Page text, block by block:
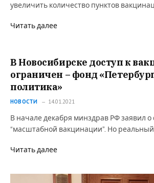
увеличить количество пунктов
Читать далее
В Новосибирске доступ к
ограничен – фонд
политика»
НОВОСТИ 14.01.2021
В начале декабря минздрав РФ заявил о
“масштабной вакцинации”. Но реальный
Читать далее